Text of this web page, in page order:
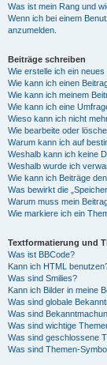
Was ist mein Rang und
Wenn ich bei einem
anzumelden.
Beiträge schreiben
Wie erstelle ich ein
Wie kann ich einen
Wie kann ich meinem
Wie kann ich eine
Wieso kann ich nicht
Wie bearbeite oder
Warum kann ich auf
Weshalb kann ich keine
Weshalb wurde ich
Wie kann ich Beiträge
Was bewirkt die
Warum muss mein
Wie markiere ich ein
Textformatierung und
Was ist BBCode?
Kann ich HTML
Was sind Smilies?
Kann ich Bilder in meine
Was sind globale
Was sind
Was sind wichtige
Was sind geschlossene
Was sind Themen-